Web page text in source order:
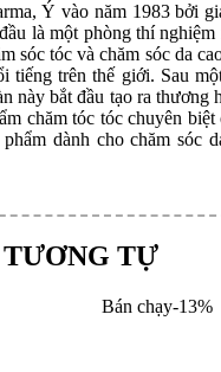
Ý vào năm 1983 bởi
là một phòng thí nghiệm
sóc tóc và chăm sóc da
tiếng trên thế giới. Sau
này bắt đầu tạo ra thương
chăm tóc tóc chuyên
dành cho chăm sóc
TỰ
Bán chạy-13%